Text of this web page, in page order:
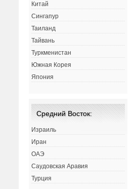
Китай
Сингапур
Таиланд
Тайвань
Туркменистан
Южная Корея
Япония
Средний Восток:
Израиль
Иран
ОАЭ
Саудовская Аравия
Турция